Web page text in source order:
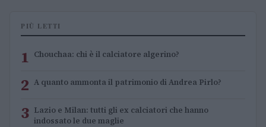
PIÙ LETTI
1 Chouchaa: chi è il calciatore algerino?
2 A quanto ammonta il patrimonio di Andrea Pirlo?
3 Lazio e Milan: tutti gli ex calciatori che hanno
indossato le due maglie